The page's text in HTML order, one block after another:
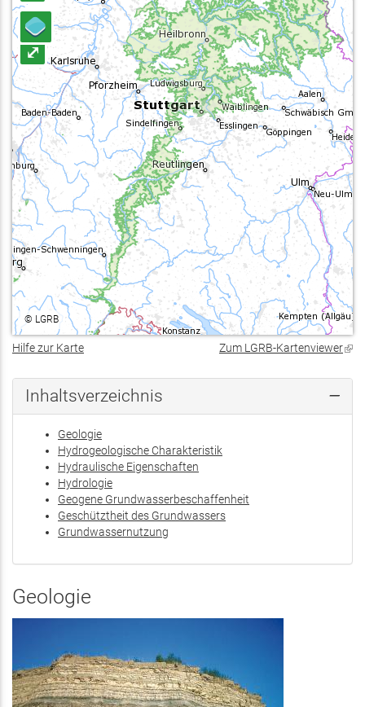
⤢
© LGRB
Hilfe zur Karte Zum LGRB-Kartenviewer
Inhaltsverzeichnis
Geologie
Hydrogeologische Charakteristik
Hydraulische Eigenschaften
Hydrologie
Geogene Grundwasserbeschaffenheit
Geschütztheit des Grundwassers
Grundwassernutzung
Geologie